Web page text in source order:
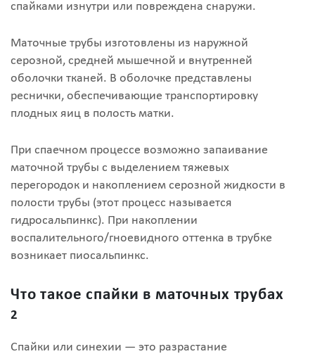
спайками изнутри или повреждена снаружи.
Маточные трубы изготовлены из наружной
серозной, средней мышечной и внутренней
оболочки тканей. В оболочке представлены
реснички, обеспечивающие транспортировку
плодных яиц в полость матки.
При спаечном процессе возможно запаивание
маточной трубы с выделением тяжевых
перегородок и накоплением серозной жидкости в
полости трубы (этот процесс называется
гидросальпинкс). При накоплении
воспалительного/гноевидного оттенка в трубке
возникает пиосальпинкс.
Что такое спайки в маточных трубах
2
Спайки или синехии — это разрастание